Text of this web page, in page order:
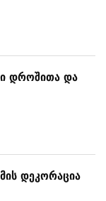
დროშითა და
დეკორაცია